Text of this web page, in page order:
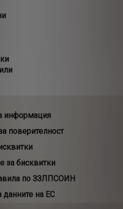
информация
поверителност
за бисквитки
по ЗЗЛПСОИН
данните на ЕС